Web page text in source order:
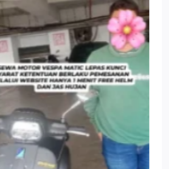
Cityplaza Jatinegara
Gedung Parkir P6A